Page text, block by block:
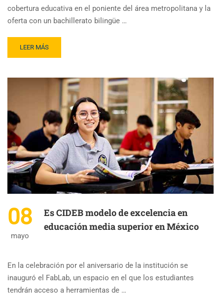
cobertura educativa en el poniente del área metropolitana y la
oferta con un bachillerato bilingüe …
LEER MÁS
08
mayo
Es CIDEB modelo de excelencia en
educación media superior en México
En la celebración por el aniversario de la institución se
inauguró el FabLab, un espacio en el que los estudiantes
tendrán acceso a herramientas de …